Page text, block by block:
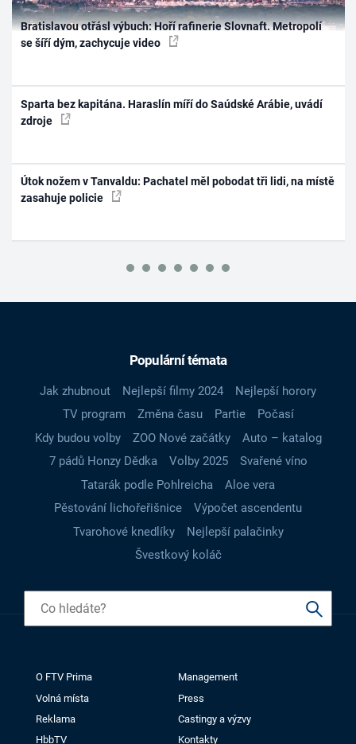
Bratislavou otřásl výbuch: Hoří rafinerie Slovnaft. Metropolí
se šíří dým, zachycuje video
Sparta bez kapitána. Haraslín míří do Saúdské Arábie, uvádí
zdroje
Útok nožem v Tanvaldu: Pachatel měl pobodat tři lidi, na místě
zasahuje policie
Populární témata
Jak zhubnout Nejlepší filmy 2024
Nejlepší horory
TV program
Změna času Partie
Počasí
Kdy budou volby
ZOO Nové začátky
Auto – katalog
7 pádů Honzy Dědka
Volby 2025
Svařené víno
Tatarák podle Pohlreicha
Aloe vera
Pěstování lichořeřišnice
Výpočet ascendentu
Tvarohové knedlíky
Nejlepší palačinky
Švestkový koláč
O FTV Prima
Management
Volná místa
Press
Reklama
Castingy a výzvy
HbbTV
Kontakty